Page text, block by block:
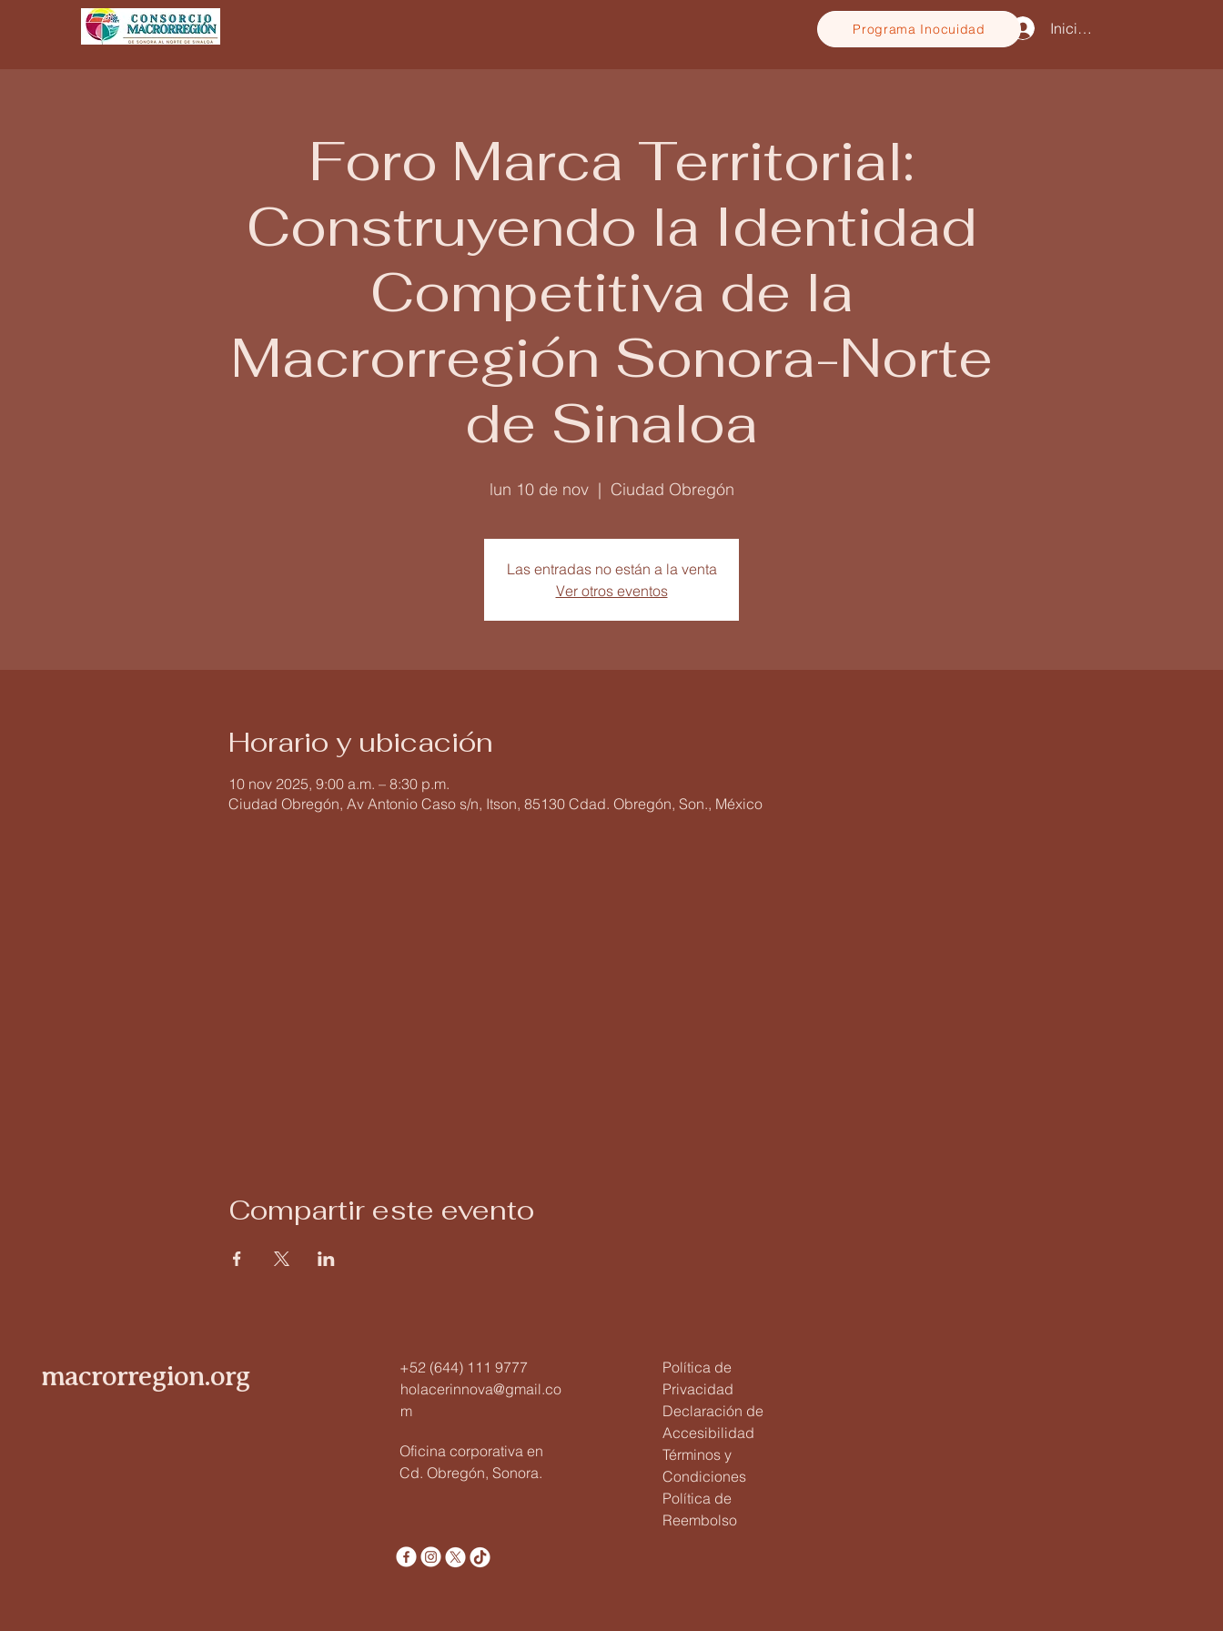
Iniciar sesión
Programa Inocuidad
Foro Marca Territorial:
Construyendo la Identidad
Competitiva de la
Macrorregión Sonora-Norte
de Sinaloa
lun 10 de nov
  |
Ciudad Obregón
Las entradas no están a la venta
Ver otros eventos
Horario y ubicación
10 nov 2025, 9:00 a.m. – 8:30 p.m.
Ciudad Obregón, Av Antonio Caso s/n, Itson, 85130 Cdad. Obregón, Son., México
Compartir este evento
macrorregion.org
+52 (644) 111 9777
holacerinnova@gmail.co
m
Oficina corporativa en
Cd. Obregón, Sonora.
Política de
Privacidad
Declaración de
Accesibilidad
Términos y
Condiciones
Política de
Reembolso